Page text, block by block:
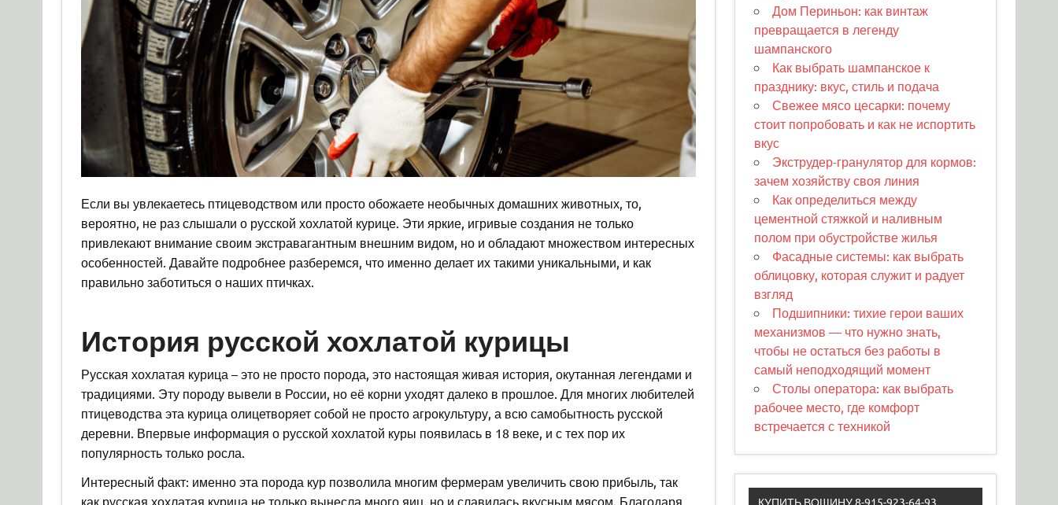
Если вы увлекаетесь птицеводством или просто обожаете необычных домашних животных, то,
вероятно, не раз слышали о русской хохлатой курице. Эти яркие, игривые создания не только
привлекают внимание своим экстравагантным внешним видом, но и обладают множеством интересных
особенностей. Давайте подробнее разберемся, что именно делает их такими уникальными, и как
правильно заботиться о наших птичках.
История русской хохлатой курицы
Русская хохлатая курица – это не просто порода, это настоящая живая история, окутанная легендами и
традициями. Эту породу вывели в России, но её корни уходят далеко в прошлое. Для многих любителей
птицеводства эта курица олицетворяет собой не просто агрокультуру, а всю самобытность русской
деревни. Впервые информация о русской хохлатой куры появилась в 18 веке, и с тех пор их
популярность только росла.
Интересный факт: именно эта порода кур позволила многим фермерам увеличить свою прибыль, так
как русская хохлатая курица не только вынесла много яиц, но и славилась вкусным мясом. Благодаря
Дом Периньон: как винтаж
превращается в легенду
шампанского
Как выбрать шампанское к
празднику: вкус, стиль и подача
Свежее мясо цесарки: почему
стоит попробовать и как не испортить
вкус
Экструдер-гранулятор для кормов:
зачем хозяйству своя линия
Как определиться между
цементной стяжкой и наливным
полом при обустройстве жилья
Фасадные системы: как выбрать
облицовку, которая служит и радует
взгляд
Подшипники: тихие герои ваших
механизмов — что нужно знать,
чтобы не остаться без работы в
самый неподходящий момент
Столы оператора: как выбрать
рабочее место, где комфорт
встречается с техникой
КУПИТЬ ВОЩИНУ 8-915-923-64-93